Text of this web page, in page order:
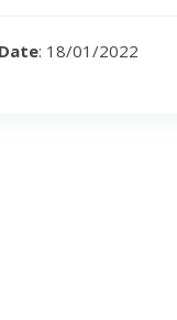
Date: 18/01/2022